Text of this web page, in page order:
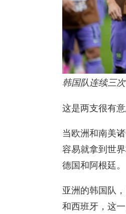
韩国队连续三
这是两支很有
当欧洲和南美
容易就拿到世
德国和阿根廷。
亚洲的韩国队
和西班牙，这